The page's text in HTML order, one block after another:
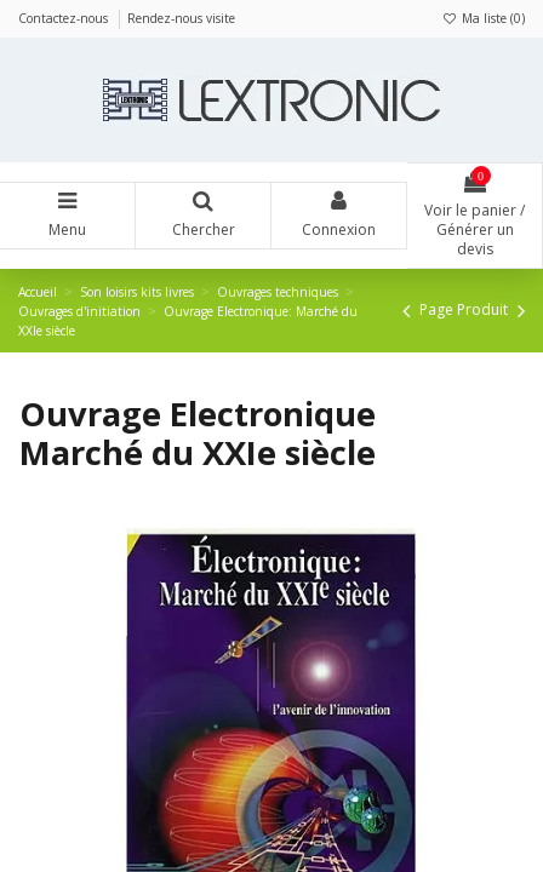
Contactez-nous Rendez-nous visite Ma liste (0)
Menu Chercher Connexion
0
Voir le panier /
Générer un
devis
Accueil Son loisirs kits livres
Ouvrages techniques
Ouvrages d'initiation
Ouvrage Electronique: Marché du
XXIe siècle
Page Produit
Ouvrage Electronique
Marché du XXIe siècle
Panneau de gestion des cookies